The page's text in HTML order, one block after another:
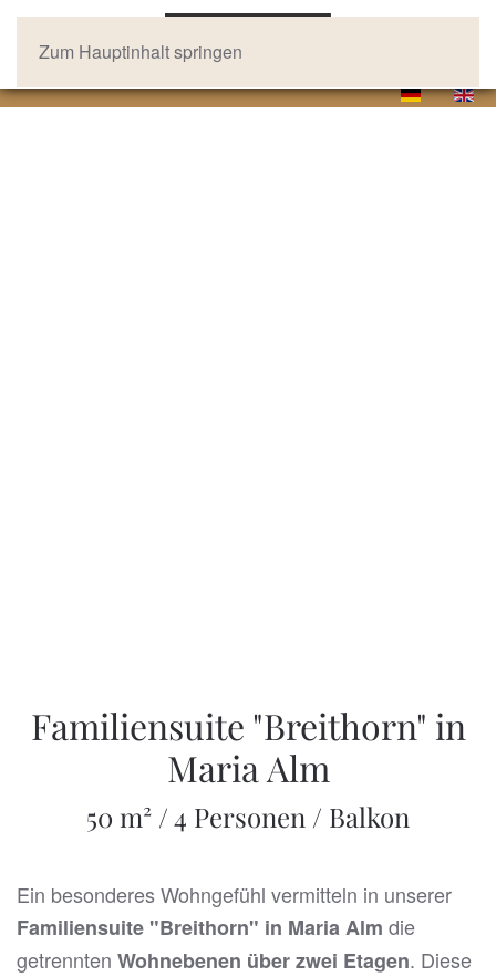
Zum Hauptinhalt springen
Familiensuite "Breithorn" in
Maria Alm
50 m² / 4 Personen / Balkon
Ein besonderes Wohngefühl vermitteln in unserer
Familiensuite "Breithorn" in Maria Alm die
getrennten Wohnebenen über zwei Etagen. Diese